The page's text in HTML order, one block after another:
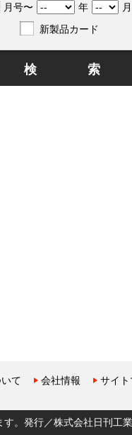
月号〜 年
新製品カード
検
て 会社情報 サイ
す。発行／株式会社日刊